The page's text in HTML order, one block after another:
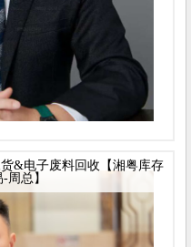
&电子废料回收【湘粤库存
周总】